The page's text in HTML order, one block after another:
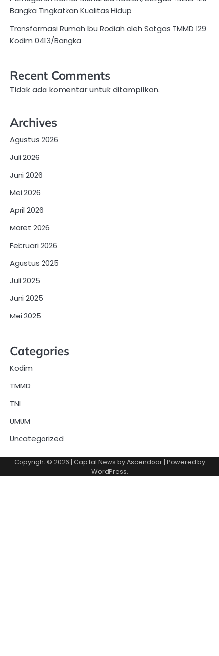
Bangka Tingkatkan Kualitas Hidup
Transformasi Rumah Ibu Rodiah oleh Satgas TMMD 129
Kodim 0413/Bangka
Recent Comments
Tidak ada komentar untuk ditampilkan.
Archives
Agustus 2026
Juli 2026
Juni 2026
Mei 2026
April 2026
Maret 2026
Februari 2026
Agustus 2025
Juli 2025
Juni 2025
Mei 2025
Categories
Kodim
TMMD
TNI
UMUM
Uncategorized
Copyright © 2026 | Capital News byAscendoor| Powered by
WordPress.